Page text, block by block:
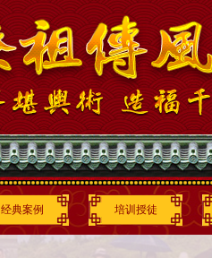
经典案例 培训授徒